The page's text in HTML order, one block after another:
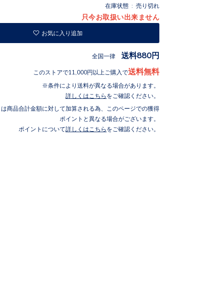
在庫状態 : 売り切れ
只今お取扱い出来ません
お気に入り追加
全国一律 送料880円
このストアで11,000円以上ご購入で送料無料
条件により送料が異なる場合があります。
詳しくはこちら をご確認ください。
商品合計金額に対して加算される為、このページでの獲得
ポイントと異なる場合がございます。
ポイントについて詳しくはこちら をご確認ください。